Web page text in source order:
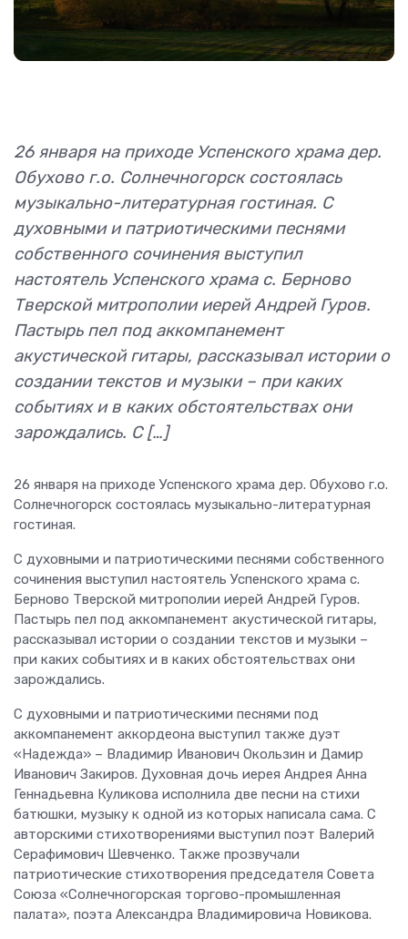
26 января на приходе Успенского храма дер.
Обухово г.о. Солнечногорск состоялась
музыкально-литературная гостиная. С
духовными и патриотическими песнями
собственного сочинения выступил
настоятель Успенского храма с. Берново
Тверской митрополии иерей Андрей Гуров.
Пастырь пел под аккомпанемент
акустической гитары, рассказывал истории о
создании текстов и музыки – при каких
событиях и в каких обстоятельствах они
зарождались. С […]
26 января на приходе Успенского храма дер. Обухово г.о.
Солнечногорск состоялась музыкально-литературная
гостиная.
С духовными и патриотическими песнями собственного
сочинения выступил настоятель Успенского храма с.
Берново Тверской митрополии иерей Андрей Гуров.
Пастырь пел под аккомпанемент акустической гитары,
рассказывал истории о создании текстов и музыки –
при каких событиях и в каких обстоятельствах они
зарождались.
С духовными и патриотическими песнями под
аккомпанемент аккордеона выступил также дуэт
«Надежда» – Владимир Иванович Окользин и Дамир
Иванович Закиров. Духовная дочь иерея Андрея Анна
Геннадьевна Куликова исполнила две песни на стихи
батюшки, музыку к одной из которых написала сама. С
авторскими стихотворениями выступил поэт Валерий
Серафимович Шевченко. Также прозвучали
патриотические стихотворения председателя Совета
Союза «Солнечногорская торгово-промышленная
палата», поэта Александра Владимировича Новикова.